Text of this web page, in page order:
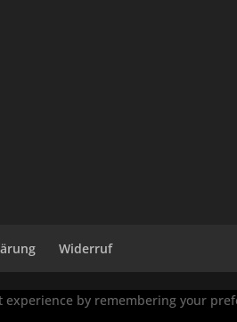
Widerruf
by remembering your